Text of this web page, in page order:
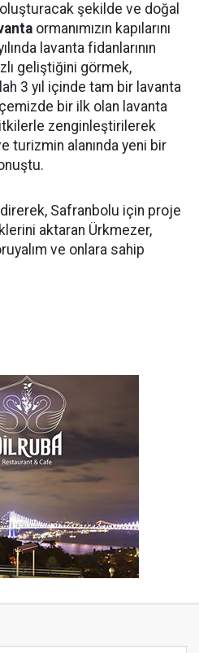
şekilde ve doğal
ormanımızın kapılarını
lavanta fidanlarının
geliştiğini görmek,
3 yıl içinde tam bir lavanta
bir ilk olan lavanta
zenginleştirilerek
turizmin alanında yeni bir
Safranbolu için proje
aktaran Ürkmezer,
ve onlara sahip